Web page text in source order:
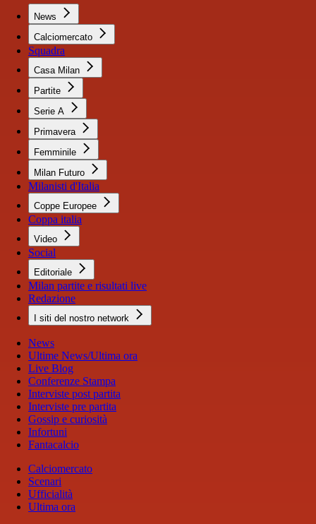
News
Calciomercato
Squadra
Casa Milan
Partite
Serie A
Primavera
Femminile
Milan Futuro
Milanisti d'Italia
Coppe Europee
Coppa italia
Video
Social
Editoriale
Milan partite e risultati live
Redazione
I siti del nostro network
News
Ultime News/Ultima ora
Live Blog
Conferenze Stampa
Interviste post partita
Interviste pre partita
Gossip e curiosità
Infortuni
Fantacalcio
Calciomercato
Scenari
Ufficialità
Ultima ora